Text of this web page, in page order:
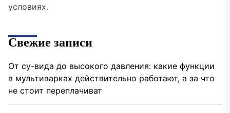
условиях.
Свежие записи
От су-вида до высокого давления: какие функции
в мультиварках действительно работают, а за что
не стоит переплачиват